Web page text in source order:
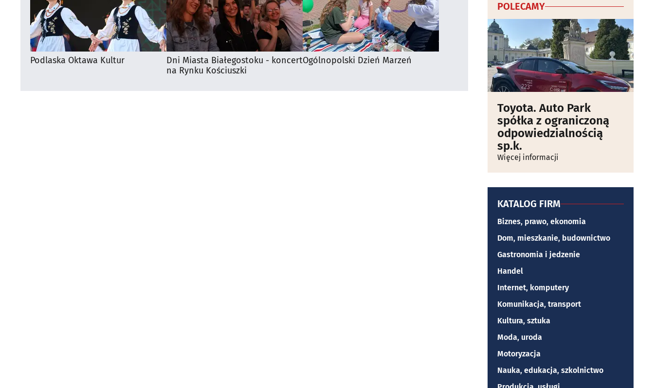
Podlaska Oktawa Kultur
Dni Miasta Białegostoku - koncert
na Rynku Kościuszki
Ogólnopolski Dzień Marzeń
POLECAMY
Toyota. Auto Park
spółka z ograniczoną
odpowiedzialnością
sp.k.
Więcej informacji
KATALOG FIRM
Biznes, prawo, ekonomia
Dom, mieszkanie, budownictwo
Gastronomia i jedzenie
Handel
Internet, komputery
Komunikacja, transport
Kultura, sztuka
Moda, uroda
Motoryzacja
Nauka, edukacja, szkolnictwo